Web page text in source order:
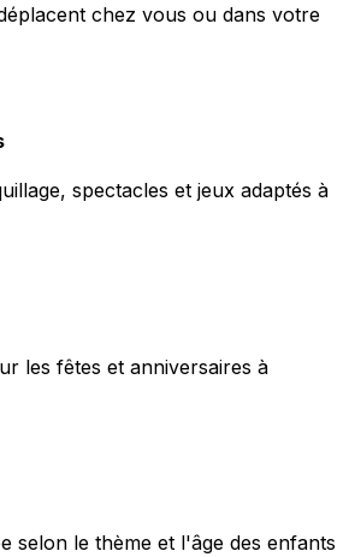
chez vous ou dans votre
spectacles et jeux adaptés à
les fêtes et anniversaires à
selon le thème et l'âge des enfants